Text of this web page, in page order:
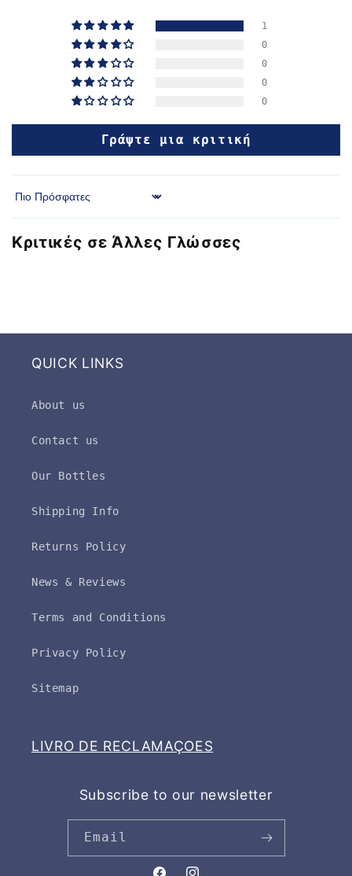
1
0
0
0
0
Γράψτε μια κριτική
Sort by
Κριτικές σε Άλλες Γλώσσες
QUICK LINKS
About us
Contact us
Our Bottles
Shipping Info
Returns Policy
News & Reviews
Terms and Conditions
Privacy Policy
Sitemap
LIVRO DE RECLAMAÇOES
Subscribe to our newsletter
Email